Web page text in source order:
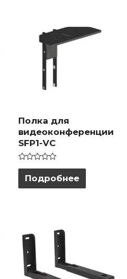
Полка для
видеоконференции
SFP1-VC
Оценка
5
Подробнее